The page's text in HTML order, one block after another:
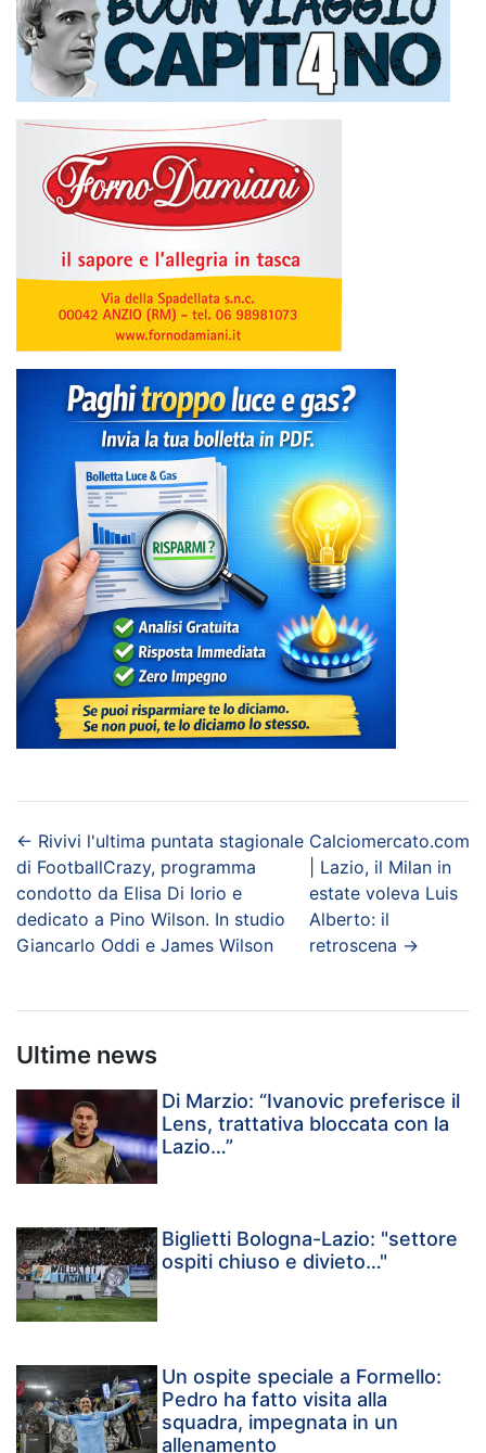
← Rivivi l'ultima puntata stagionale
di FootballCrazy, programma
condotto da Elisa Di Iorio e
dedicato a Pino Wilson. In studio
Giancarlo Oddi e James Wilson
Calciomercato.com
| Lazio, il Milan in
estate voleva Luis
Alberto: il
retroscena →
Ultime news
Di Marzio: “Ivanovic preferisce il
Lens, trattativa bloccata con la
Lazio…”
Biglietti Bologna-Lazio: "settore
ospiti chiuso e divieto…"
Un ospite speciale a Formello:
Pedro ha fatto visita alla
squadra, impegnata in un
allenamento